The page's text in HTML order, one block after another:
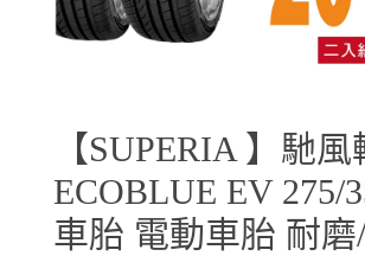
【SUPERIA 】馳風
ECOBLUE EV 275/
車胎 電動車胎 耐磨